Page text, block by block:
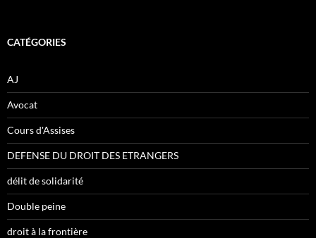
CATÉGORIES
AJ
Avocat
Cours d'Assises
DEFENSE DU DROIT DES ETRANGERS
délit de solidarité
Double peine
droit à la frontière